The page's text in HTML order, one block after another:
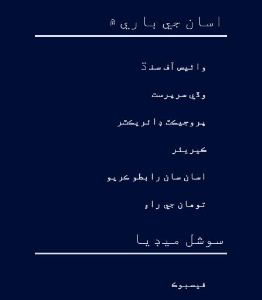
اسان جي باري ۾
وائيس آف سن ڌ
وڏي سرپرست
پروجيڪٽ ڊائريڪٽر
ڪيريئر
اسان سان رابطو ڪريو
توهان جي راءِ
سوشل ميڊيا
فيسبوڪ